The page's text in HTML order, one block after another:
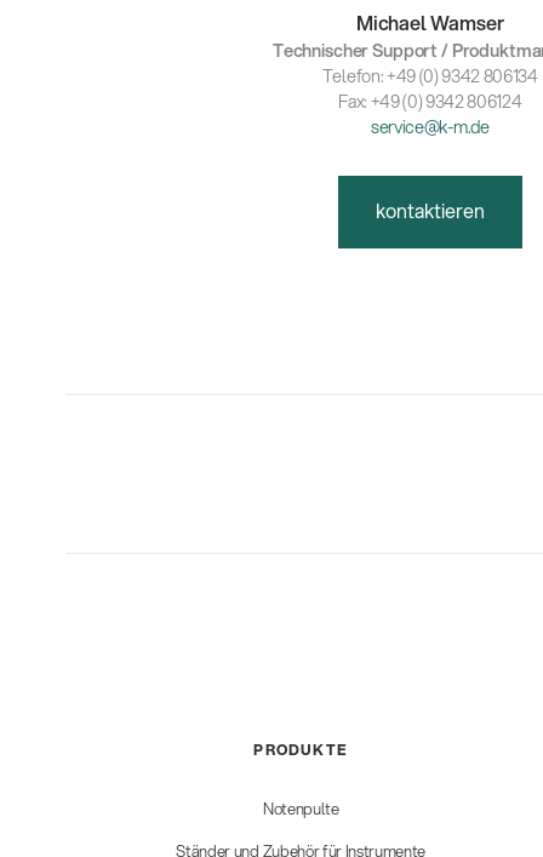
Michael Wamser
Technischer Support /
Telefon: +49 (0) 9342 806134
Fax: +49 (0) 9342 806124
service@k-m.de
kontaktieren
PRODUKTE
Notenpulte
Ständer und Zubehör für Instrumente